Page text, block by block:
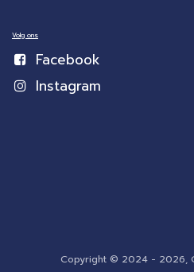
Volg ons
Facebook
Instagram
Copyright © 2024 - 2026,